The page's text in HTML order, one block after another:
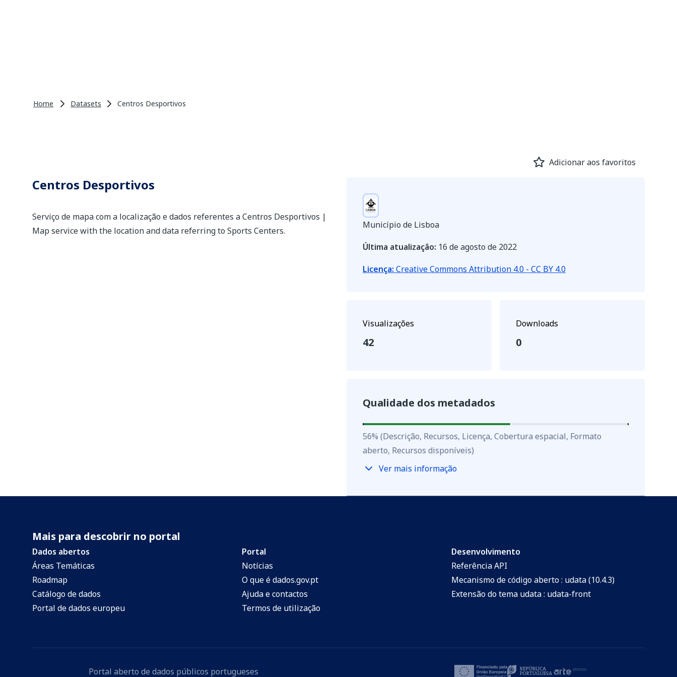
Home Datasets Centros Desportivos
Adicionar aos favoritos
Centros Desportivos
Serviço de mapa com a localização e dados referentes a Centros Desportivos |
Map service with the location and data referring to Sports Centers.
Município de Lisboa
Última atualização: 16 de agosto de 2022
Licença: Creative Commons Attribution 4.0 - CC BY 4.0
Visualizações
42
Downloads
0
Qualidade dos metadados
56%
56% (Descrição, Recursos, Licença, Cobertura espacial, Formato
aberto, Recursos disponíveis)
Ver mais informação
Mais para descobrir no portal
Dados abertos
Áreas Temáticas
Roadmap
Catálogo de dados
Portal de dados europeu
Portal
Notícias
O que é dados.gov.pt
Ajuda e contactos
Termos de utilização
Desenvolvimento
Referência API
Mecanismo de código aberto : udata (10.4.3)
Extensão do tema udata : udata-front
Portal aberto de dados públicos portugueses